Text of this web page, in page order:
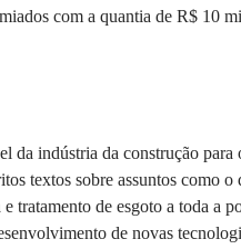
com a quantia de R$ 10
da indústria da construção para
textos sobre assuntos como o
tratamento de esgoto a toda a
de novas